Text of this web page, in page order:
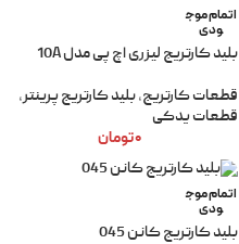
اتمام موج
ودی
بلید کارتریج لیزری اچ پی مدل 10A
قطعات کارتریج,بلید کارتریج پرینتر,
قطعات یدکی
۰تومان
اتمام موج
ودی
بلید کارتریج کانن 045